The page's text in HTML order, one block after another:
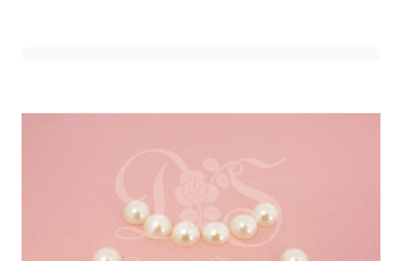
(100st)
Op voorraad
Verpakt per 100 stuks